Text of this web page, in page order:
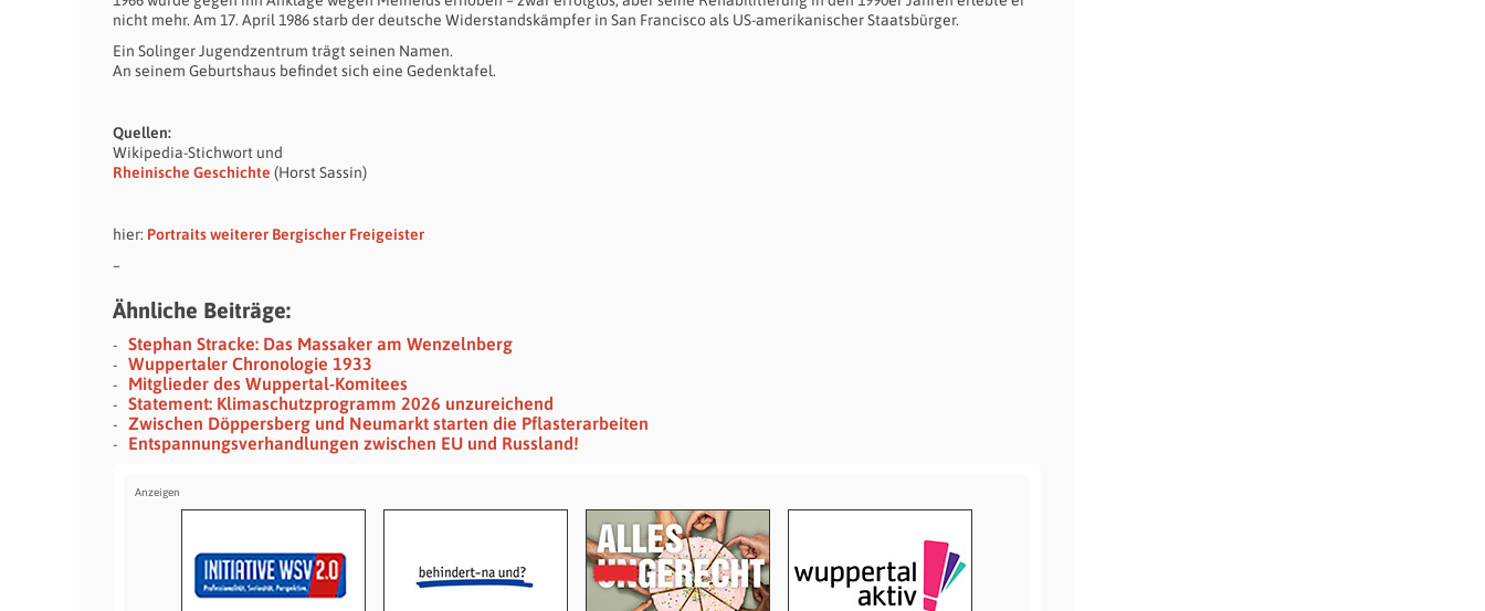
nicht mehr. Am 17. April 1986 starb der deutsche Widerstandskämpfer in San Francisco als US-amerikanischer Staatsbürger.
Ein Solinger Jugendzentrum trägt seinen Namen.
An seinem Geburtshaus befindet sich eine Gedenktafel.
Quellen:
Wikipedia-Stichwort und
Rheinische Geschichte (Horst Sassin)
hier: Portraits weiterer Bergischer Freigeister
–
Ähnliche Beiträge:
Stephan Stracke: Das Massaker am Wenzelnberg
Wuppertaler Chronologie 1933
Mitglieder des Wuppertal-Komitees
Statement: Klimaschutzprogramm 2026 unzureichend
Zwischen Döppersberg und Neumarkt starten die Pflasterarbeiten
Entspannungsverhandlungen zwischen EU und Russland!